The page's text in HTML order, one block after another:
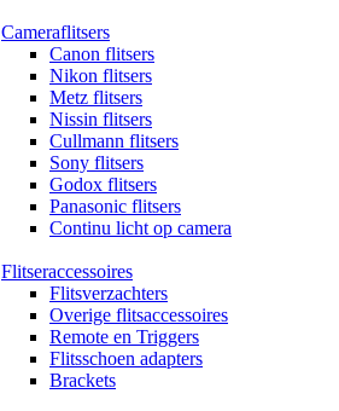
Cameraflitsers
Canon flitsers
Nikon flitsers
Metz flitsers
Nissin flitsers
Cullmann flitsers
Sony flitsers
Godox flitsers
Panasonic flitsers
Continu licht op camera
Flitseraccessoires
Flitsverzachters
Overige flitsaccessoires
Remote en Triggers
Flitsschoen adapters
Brackets